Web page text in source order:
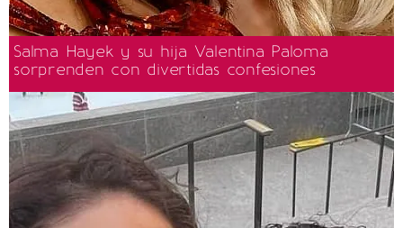
Salma Hayek y su hija Valentina Paloma
sorprenden con divertidas confesiones